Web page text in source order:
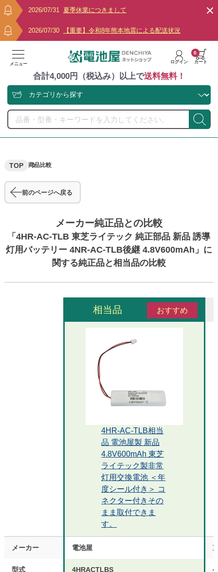
2026/07/31 夏季休業につきまして
2026/07/30 【重要】令和8年熊本地震による配送状況
メニュー ログイン カート
0
合計4,000円（税込み）以上で送料無料！
TOP 商品比較
前のページへ戻る
メーカー純正品との比較
「4HR-AC-TLB 東芝ライテック 純正部品 新品 誘導
灯用バッテリー 4NR-AC-TLB後継 4.8V600mAh」に
関する純正品と相当品の比較
相当品 おすすめ
4HR-AC-TLB相当
品 電池屋製 新品
4.8V600mAh 東芝
ライテック製非常
灯用交換電池 ＜年
度シール付き＞ コ
ネクター付きその
まま取付できま
す。
メーカー 電池屋
型式 4HRACTLBS